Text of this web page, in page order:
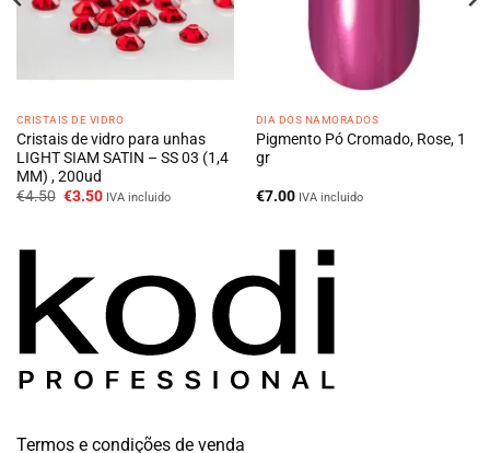
CRISTAIS DE VIDRO
Cristais de vidro para unhas
LIGHT SIAM SATIN – SS 03 (1,4
MM) , 200ud
€4.50 O
€3.50OIVA incluido
DIA DOS NAMORADOS
Pigmento Pó Cromado, Rose, 1
gr
€7.00 IVA incluido
Termos e condições de venda